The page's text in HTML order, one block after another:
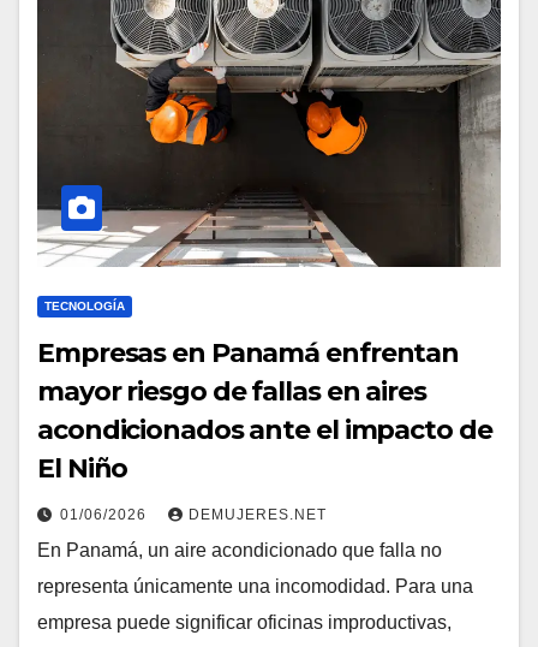
TECNOLOGÍA
Empresas en Panamá enfrentan
mayor riesgo de fallas en aires
acondicionados ante el impacto de
El Niño
01/06/2026 DEMUJERES.NET
En Panamá, un aire acondicionado que falla no
representa únicamente una incomodidad. Para una
empresa puede significar oficinas improductivas,